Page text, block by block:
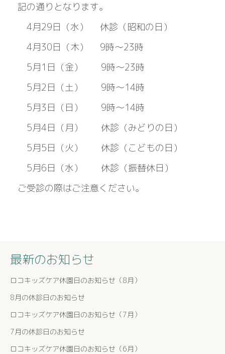
記の通りとなります。
4月29日（水） 休診（昭和の日）
4月30日（木） 9時～23時
5月1日（金） 9時～23時
5月2日（土） 9時～14時
5月3日（日） 9時～14時
5月4日（月） 休診（みどりの日）
5月5日（火） 休診（こどもの日）
5月6日（水） 休診（振替休日）
ご受診の際はご注意ください。
最新のお知らせ
ロコキッズケア休園日のお知らせ（8月）
8月の休診日のお知らせ
ロコキッズケア休園日のお知らせ（7月）
7月の休診日のお知らせ
ロコキッズケア休園日のお知らせ（6月）